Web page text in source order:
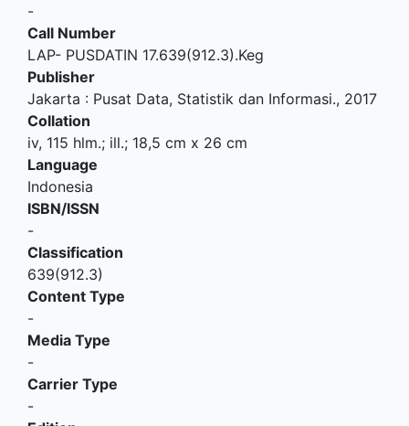
-
Call Number
LAP- PUSDATIN 17.639(912.3).Keg
Publisher
Jakarta : Pusat Data, Statistik dan Informasi., 2017
Collation
iv, 115 hlm.; ill.; 18,5 cm x 26 cm
Language
Indonesia
ISBN/ISSN
-
Classification
639(912.3)
Content Type
-
Media Type
-
Carrier Type
-